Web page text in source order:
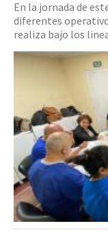
En la jornada de
diferentes
realiza bajo los